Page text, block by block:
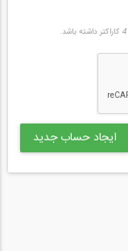
4 کاراکتر داشته باشد.